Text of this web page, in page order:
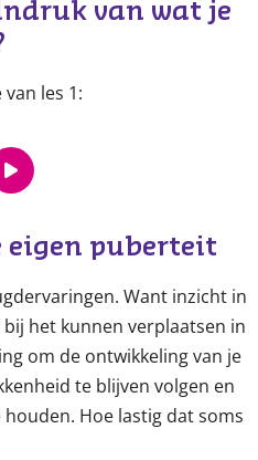
van wat je
les 1:
eigen puberteit
Want inzicht in
het kunnen verplaatsen in
om de ontwikkeling van je
te blijven volgen en
Hoe lastig dat soms